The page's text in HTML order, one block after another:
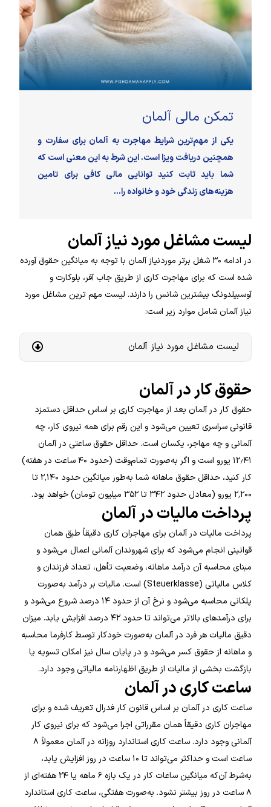
تمکن مالی آلمان
یکی از مهم‌ترین شرایط مهاجرت به آلمان برای سفارت و
همچنین دریافت ویزا است. این شرط به این معنی است که
شما باید ثابت کنید توانایی مالی کافی برای تامین
هزینه‌های زندگی خود و خانواده‌ را...
لیست مشاغل مورد نیاز آلمان
در ادامه ۳۰ شغل برتر موردنیاز آلمان با توجه به میانگین حقوق آورده
شده است که برای مهاجرت کاری از طریق جاب آفر، بلوکارت و
آوسبیلدونگ بیشترین شانس را دارند. لیست مهم ترین مشاغل مورد
نیاز آلمان شامل موارد زیر است:
لیست مشاغل مورد نیاز آلمان
حقوق کار در آلمان
حقوق کار در آلمان بعد از مهاجرت کاری بر اساس حداقل دستمزد
قانونی سراسری تعیین می‌شود و این رقم برای همه نیروی کار، چه
آلمانی و چه مهاجر، یکسان است. حداقل حقوق ساعتی در آلمان
۱۲٫۴۱ یورو است و اگر به‌صورت تمام‌وقت (حدود ۴۰ ساعت در هفته)
کار کنید، حداقل حقوق ماهانه شما به‌طور میانگین حدود ۲٬۱۴۰ تا
۲٬۲۰۰ یورو (معادل حدود ۳۴۲ تا ۳۵۲ میلیون تومان) خواهد بود.
پرداخت مالیات در آلمان
پرداخت مالیات در آلمان برای مهاجران کاری دقیقاً طبق همان
قوانینی انجام می‌شود که برای شهروندان آلمانی اعمال می‌شود و
مبنای محاسبه آن درآمد ماهانه، وضعیت تأهل، تعداد فرزندان و
کلاس مالیاتی (Steuerklasse) است. مالیات بر درآمد به‌صورت
پلکانی محاسبه می‌شود و نرخ آن از حدود ۱۴ درصد شروع می‌شود و
برای درآمدهای بالاتر می‌تواند تا حدود ۴۲ درصد افزایش یابد. میزان
دقیق مالیات هر فرد در آلمان به‌صورت خودکار توسط کارفرما محاسبه
و ماهانه از حقوق کسر می‌شود و در پایان سال نیز امکان تسویه یا
بازگشت بخشی از مالیات از طریق اظهارنامه مالیاتی وجود دارد.
ساعت کاری در آلمان
ساعت کاری در آلمان بر اساس قانون کار فدرال تعریف شده و برای
مهاجران کاری دقیقاً همان مقرراتی اجرا می‌شود که برای نیروی کار
آلمانی وجود دارد. ساعت کاری استاندارد روزانه در آلمان معمولاً ۸
ساعت است و حداکثر می‌تواند تا ۱۰ ساعت در روز افزایش یابد،
به‌شرط آن‌که میانگین ساعات کار در یک بازه ۶ ماهه یا ۲۴ هفته‌ای از
۸ ساعت در روز بیشتر نشود. به‌صورت هفتگی، ساعت کاری استاندارد